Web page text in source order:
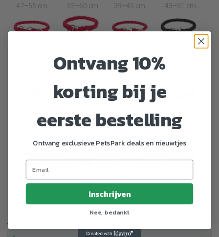
47–55 cm
- 52–60 cm
39–45 cm
- 43–51 cm
Rood - S -
30–36 cm
Rood - S–M
- 35–41 cm
Zwart - L -
47–55 cm
Zwart - L–
XL - 52–60
Zwart - M -
Zwart - M–L
Zwart - S -
30–36 cm
Zwart - S–
M - 35–41
cm
Zwart/Grafiet
- L - 47–55
cm
Zwart/Grafiet
cm
Aantal
Ontvang 10%
korting bij je
eerste bestelling
Ontvang exclusieve PetsPark deals en nieuwtjes
Inschrijven
Nee, bedankt